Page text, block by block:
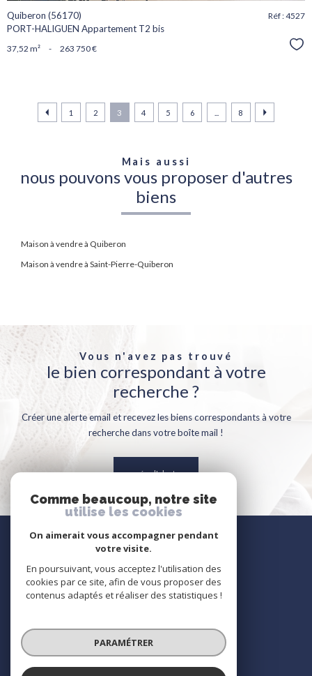
Quiberon (56170)
PORT-HALIGUEN Appartement T2 bis
Réf : 4527
37,52 m² - 263 750 €
1 2 3 4 5 6 8
Mais aussi
nous pouvons vous proposer d'autres
biens
Maison à vendre à Quiberon
Maison à vendre à Saint-Pierre-Quiberon
Vous n'avez pas trouvé
le bien correspondant à votre
recherche ?
Créer une alerte email et recevez les biens correspondants à votre
recherche dans votre boîte mail !
créer l'alerte
suivre
Comme beaucoup, notre site
utilise les cookies
On aimerait vous accompagner pendant
votre visite.
En poursuivant, vous acceptez l'utilisation des
cookies par ce site, afin de vous proposer des
contenus adaptés et réaliser des statistiques !
PARAMÉTRER